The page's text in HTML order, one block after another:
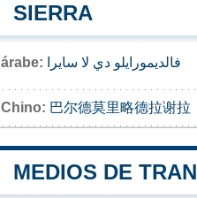
SIERRA
árabe: فالديمورايلو دي لا سايرا
Chino: 巴尔德莫里略德拉谢拉
MEDIOS DE